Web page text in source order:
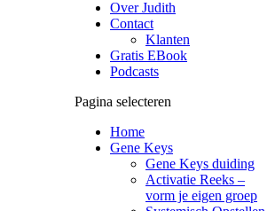
Over Judith
Contact
Klanten
Gratis EBook
Podcasts
Pagina selecteren
Home
Gene Keys
Gene Keys duiding
Activatie Reeks –
vorm je eigen groep